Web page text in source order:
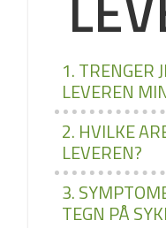
1. TRENGER
LEVEREN
2. HVILKE
LEVEREN?
3.
TEGN PÅ